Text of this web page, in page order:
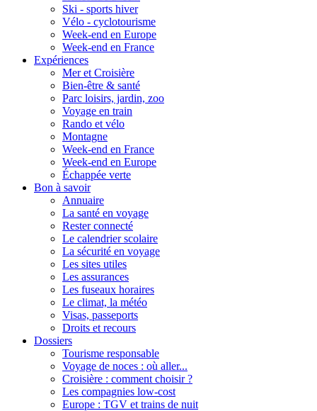
Ski - sports hiver
Vélo - cyclotourisme
Week-end en Europe
Week-end en France
Expériences
Mer et Croisière
Bien-être & santé
Parc loisirs, jardin, zoo
Voyage en train
Rando et vélo
Montagne
Week-end en France
Week-end en Europe
Échappée verte
Bon à savoir
Annuaire
La santé en voyage
Rester connecté
Le calendrier scolaire
La sécurité en voyage
Les sites utiles
Les assurances
Les fuseaux horaires
Le climat, la météo
Visas, passeports
Droits et recours
Dossiers
Tourisme responsable
Voyage de noces : où aller...
Croisière : comment choisir ?
Les compagnies low-cost
Europe : TGV et trains de nuit